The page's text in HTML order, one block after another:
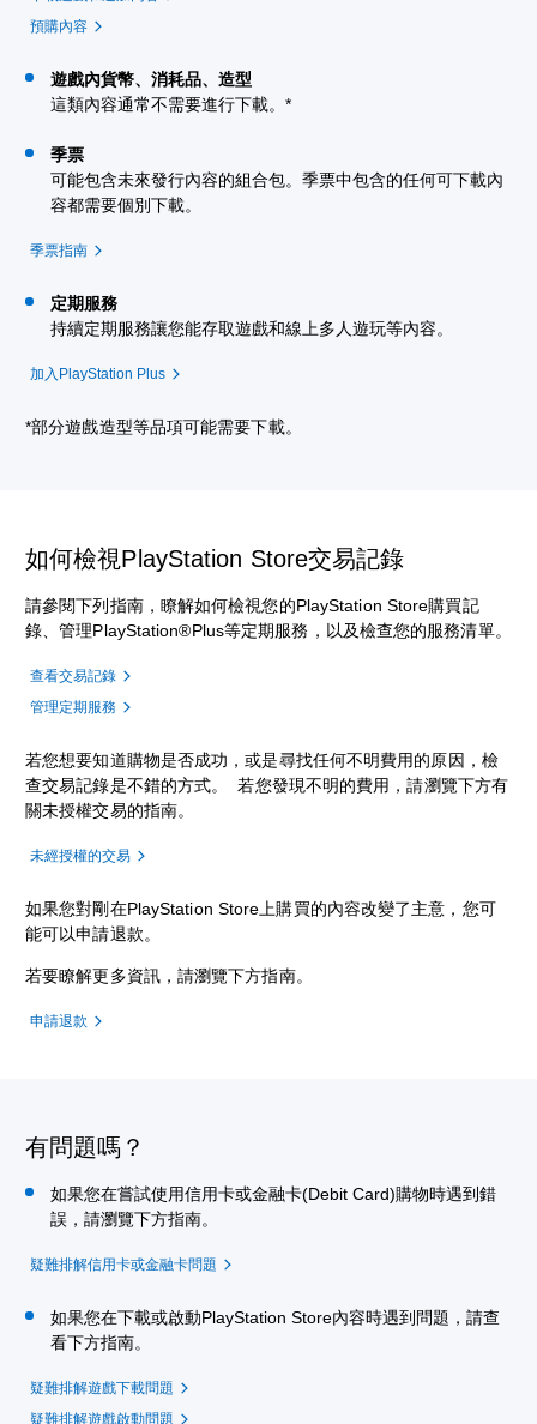
預購內容
遊戲內貨幣、消耗品、造型
這類內容通常不需要進行下載。*
季票
可能包含未來發行內容的組合包。季票中包含的任何可下載內
容都需要個別下載。
季票指南
定期服務
持續定期服務讓您能存取遊戲和線上多人遊玩等內容。
加入PlayStation Plus
*部分遊戲造型等品項可能需要下載。
如何檢視PlayStation Store交易記錄
請參閱下列指南，瞭解如何檢視您的PlayStation Store購買記
錄、管理PlayStation®Plus等定期服務，以及檢查您的服務清單。
查看交易記錄
管理定期服務
若您想要知道購物是否成功，或是尋找任何不明費用的原因，檢
查交易記錄是不錯的方式。 若您發現不明的費用，請瀏覽下方有
關未授權交易的指南。
未經授權的交易
如果您對剛在PlayStation Store上購買的內容改變了主意，您可
能可以申請退款。
若要瞭解更多資訊，請瀏覽下方指南。
申請退款
有問題嗎？
如果您在嘗試使用信用卡或金融卡(Debit Card)購物時遇到錯
誤，請瀏覽下方指南。
疑難排解信用卡或金融卡問題
如果您在下載或啟動PlayStation Store內容時遇到問題，請查
看下方指南。
疑難排解遊戲下載問題
疑難排解遊戲啟動問題